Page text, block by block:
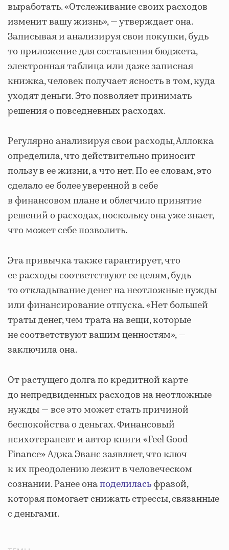
выработать. «Отслеживание своих расходов
изменит вашу жизнь», — утверждает она.
Записывая и анализируя свои покупки, будь
то приложение для составления бюджета,
электронная таблица или даже записная
книжка, человек получает ясность в том, куда
уходят деньги. Это позволяет принимать
решения о повседневных расходах.
Регулярно анализируя свои расходы, Аллокка
определила, что действительно приносит
пользу в ее жизни, а что нет. По ее словам, это
сделало ее более уверенной в себе
в финансовом плане и облегчило принятие
решений о расходах, поскольку она уже знает,
что может себе позволить.
Эта привычка также гарантирует, что
ее расходы соответствуют ее целям, будь
то откладывание денег на неотложные нужды
или финансирование отпуска. «Нет большей
траты денег, чем трата на вещи, которые
не соответствуют вашим ценностям», —
заключила она.
От растущего долга по кредитной карте
до непредвиденных расходов на неотложные
нужды — все это может стать причиной
беспокойства о деньгах. Финансовый
психотерапевт и автор книги «Feel Good
Finance» Аджа Эванс заявляет, что ключ
к их преодолению лежит в человеческом
сознании. Ранее онаподелиласьфразой,
которая помогает снижать стрессы, связанные
с деньгами.